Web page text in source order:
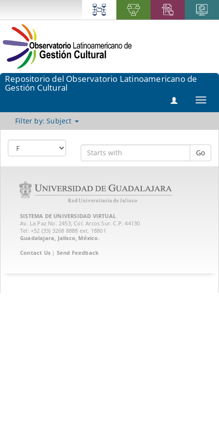
Repositorio del Observatorio Latinoamericano de
Gestión Cultural
Filter by: Subject
Go
SISTEMA DE UNIVERSIDAD VIRTUAL
Av. La Paz No. 2453, Col. Arcos Sur. C.P. 44130
Tel: +52 (33) 3268 8888‏ ext. 18801
Guadalajara, Jalisco, México.
Contact Us | Send Feedback